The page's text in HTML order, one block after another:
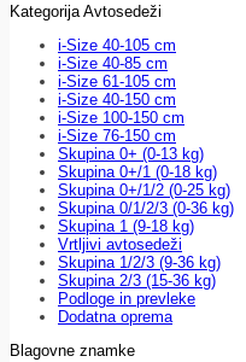
Kategorija Avtosedeži
i-Size 40-105 cm
i-Size 40-85 cm
i-Size 61-105 cm
i-Size 40-150 cm
i-Size 100-150 cm
i-Size 76-150 cm
Skupina 0+ (0-13 kg)
Skupina 0+/1 (0-18 kg)
Skupina 0+/1/2 (0-25 kg)
Skupina 0/1/2/3 (0-36 kg)
Skupina 1 (9-18 kg)
Vrtljivi avtosedeži
Skupina 1/2/3 (9-36 kg)
Skupina 2/3 (15-36 kg)
Podloge in prevleke
Dodatna oprema
Blagovne znamke